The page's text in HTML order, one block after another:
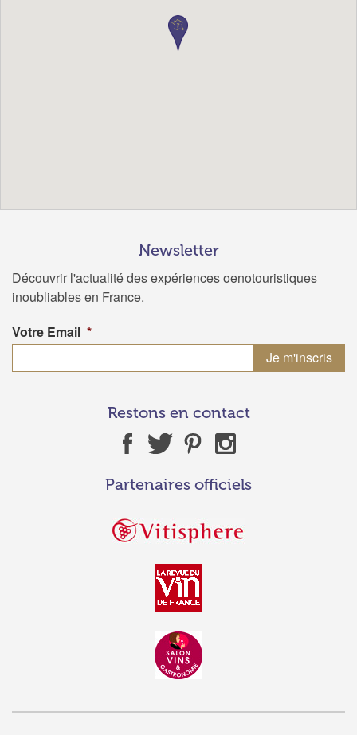
Newsletter
Découvrir l'actualité des expériences oenotouristiques
inoubliables en France.
Votre Email *
Restons en contact
Partenaires officiels